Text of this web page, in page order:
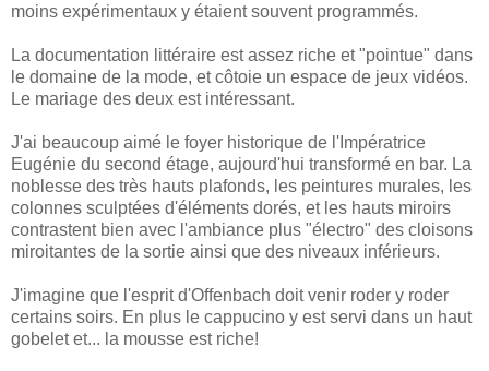
moins expérimentaux y étaient souvent programmés.
La documentation littéraire est assez riche et "pointue" dans
le domaine de la mode, et côtoie un espace de jeux vidéos.
Le mariage des deux est intéressant.
J'ai beaucoup aimé le foyer historique de l'Impératrice
Eugénie du second étage, aujourd'hui transformé en bar. La
noblesse des très hauts plafonds, les peintures murales, les
colonnes sculptées d'éléments dorés, et les hauts miroirs
contrastent bien avec l'ambiance plus "électro" des cloisons
miroitantes de la sortie ainsi que des niveaux inférieurs.
J'imagine que l'esprit d'Offenbach doit venir roder y roder
certains soirs. En plus le cappucino y est servi dans un haut
gobelet et... la mousse est riche!